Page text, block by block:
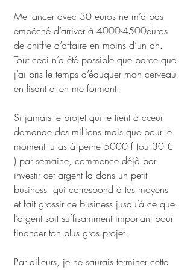
Me lancer avec 30 euros ne m’a pas
empêché d’arriver à 4000-4500euros
de chiffre d’affaire en moins d’un an.
Tout ceci n’a été possible que parce que
j’ai pris le temps d’éduquer mon cerveau
en lisant et en me formant.
Si jamais le projet qui te tient à cœur
demande des millions mais que pour le
moment tu as à peine 5000 f (ou 30 €
) par semaine, commence déjà par
investir cet argent la dans un petit
business  qui correspond à tes moyens
et fait grossir ce business jusqu’à ce que
l’argent soit suffisamment important pour
financer ton plus gros projet.
Par ailleurs, je ne saurais terminer cette